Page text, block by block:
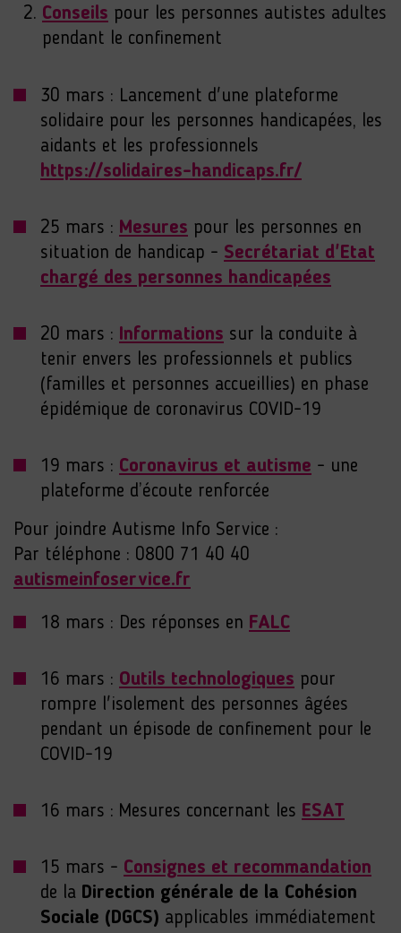
Conseils pour les personnes autistes adultes
pendant le confinement
30 mars : Lancement d'une plateforme
solidaire pour les personnes handicapées, les
aidants et les professionnels
https://solidaires-handicaps.fr/
25 mars : Mesures pour les personnes en
situation de handicap - Secrétariat d'Etat
chargé des personnes handicapées
20 mars : Informations sur la conduite à
tenir envers les professionnels et publics
(familles et personnes accueillies) en phase
épidémique de coronavirus COVID-19
19 mars : Coronavirus et autisme - une
plateforme d’écoute renforcée
Pour joindre Autisme Info Service :
Par téléphone : 0800 71 40 40
autismeinfoservice.fr
18 mars : Des réponses en FALC
16 mars : Outils technologiques pour
rompre l'isolement des personnes âgées
pendant un épisode de confinement pour le
COVID-19
16 mars : Mesures concernant les ESAT
15 mars - Consignes et recommandation
de la Direction générale de la Cohésion
Sociale (DGCS) applicables immédiatement